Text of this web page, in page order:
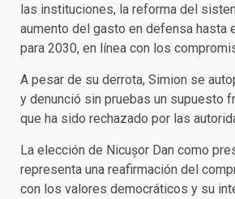
las instituciones, la reforma del
aumento del gasto en defensa hasta
para 2030, en línea con los
A pesar de su derrota, Simion se
y denunció sin pruebas un supuesto
que ha sido rechazado por las
La elección de Nicușor Dan como
representa una reafirmación del
con los valores democráticos y su